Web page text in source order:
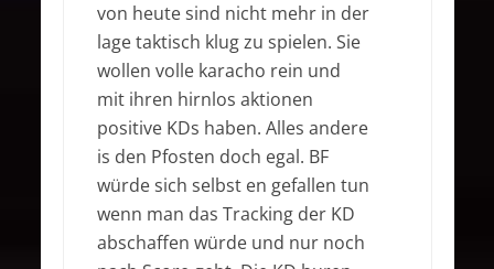
von heute sind nicht mehr in der
lage taktisch klug zu spielen. Sie
wollen volle karacho rein und
mit ihren hirnlos aktionen
positive KDs haben. Alles andere
is den Pfosten doch egal. BF
würde sich selbst en gefallen tun
wenn man das Tracking der KD
abschaffen würde und nur noch